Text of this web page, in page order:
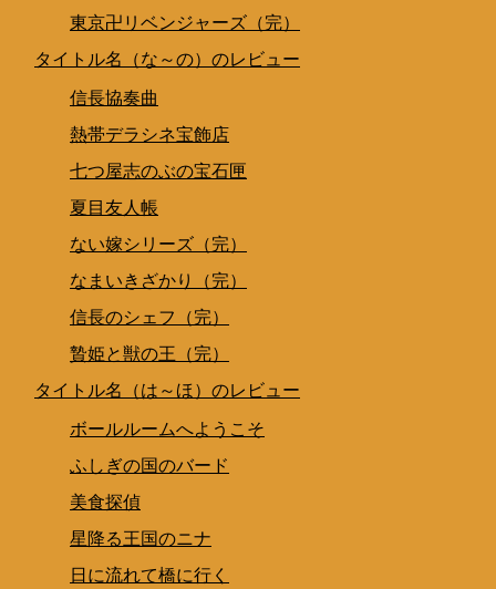
東京卍リベンジャーズ（完）
タイトル名（な～の）のレビュー
信長協奏曲
熱帯デラシネ宝飾店
七つ屋志のぶの宝石匣
夏目友人帳
ない嫁シリーズ（完）
なまいきざかり（完）
信長のシェフ（完）
贄姫と獣の王（完）
タイトル名（は～ほ）のレビュー
ボールルームへようこそ
ふしぎの国のバード
美食探偵
星降る王国のニナ
日に流れて橋に行く